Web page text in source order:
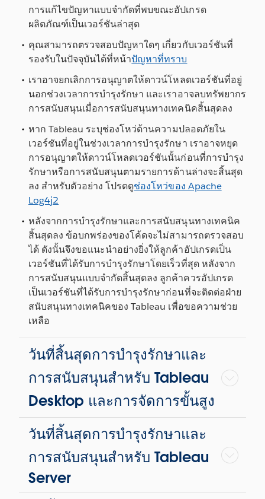
การแก้ไขปัญหาแบบจำกัดที่พบขณะอัปเกรด
ผลิตภัณฑ์เป็นเวอร์ชันล่าสุด
คุณสามารถตรวจสอบปัญหาใดๆ เกี่ยวกับเวอร์ชันที่
รองรับในปัจจุบันได้ที่หน้าปัญหาที่ทราบ
เราอาจยกเลิกการอนุญาตให้ดาวน์โหลดเวอร์ชันที่อยู่
นอกช่วงเวลาการบำรุงรักษา และเราอาจลบทรัพยากร
การสนับสนุนเมื่อการสนับสนุนทางเทคนิคสิ้นสุดลง
หาก Tableau ระบุช่องโหว่ด้านความปลอดภัยใน
เวอร์ชันที่อยู่ในช่วงเวลาการบำรุงรักษา เราอาจหยุด
การอนุญาตให้ดาวน์โหลดเวอร์ชันนั้นก่อนที่การบำรุง
รักษาหรือการสนับสนุนตามรายการด้านล่างจะสิ้นสุด
ลง สำหรับตัวอย่าง โปรดดูช่องโหว่ของ Apache
Log4j2
หลังจากการบำรุงรักษาและการสนับสนุนทางเทคนิค
สิ้นสุดลง ข้อบกพร่องของโค้ดจะไม่สามารถตรวจสอบ
ได้ ดังนั้นจึงขอแนะนำอย่างยิ่งให้ลูกค้าอัปเกรดเป็น
เวอร์ชันที่ได้รับการบำรุงรักษาโดยเร็วที่สุด หลังจาก
การสนับสนุนแบบจำกัดสิ้นสุดลง ลูกค้าควรอัปเกรด
เป็นเวอร์ชันที่ได้รับการบำรุงรักษาก่อนที่จะติดต่อฝ่าย
สนับสนุนทางเทคนิคของ Tableau เพื่อขอความช่วย
เหลือ
วันที่สิ้นสุดการบำรุงรักษาและ
การสนับสนุนสำหรับ Tableau
Desktop และการจัดการขั้นสูง
วันที่สิ้นสุดการบำรุงรักษาและ
การสนับสนุนสำหรับ Tableau
Server